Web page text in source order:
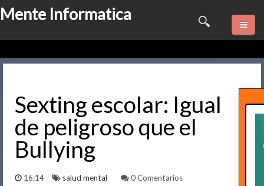
Mente Informatica
Quienes somos
Consulta Online
Software
Marketing
Sexting escolar: Igual
de peligroso que el
Bullying
16:14 salud mental 0 Comentarios